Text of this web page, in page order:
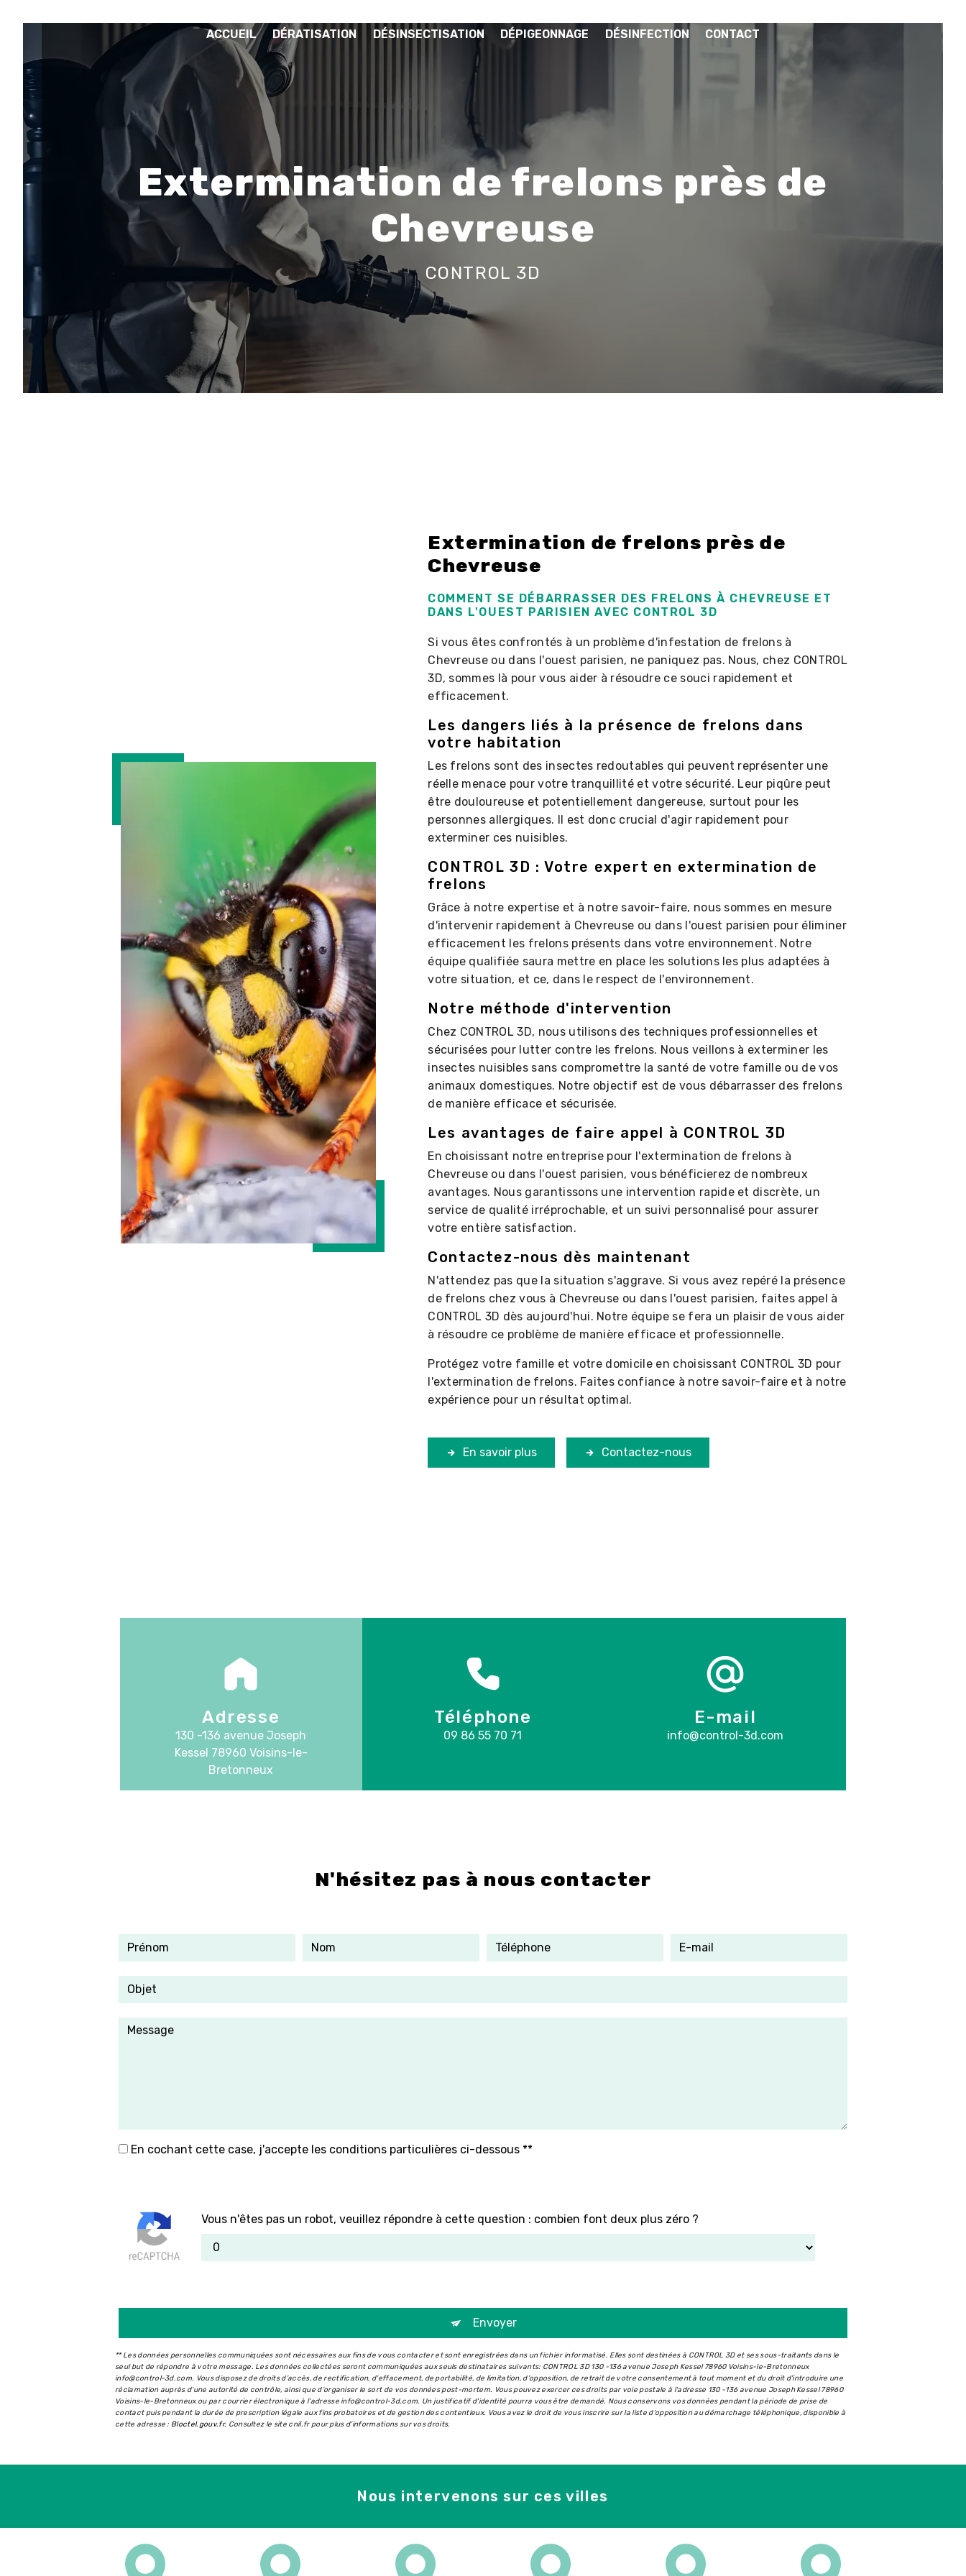
ACCUEIL DÉRATISATION DÉSINSECTISATION DÉPIGEONNAGE DÉSINFECTION CONTACT
Extermination de frelons près de
Chevreuse
CONTROL 3D
Extermination de frelons près de
Chevreuse
COMMENT SE DÉBARRASSER DES FRELONS À CHEVREUSE ET
DANS L'OUEST PARISIEN AVEC CONTROL 3D
Si vous êtes confrontés à un problème d'infestation de frelons à
Chevreuse ou dans l'ouest parisien, ne paniquez pas. Nous, chez CONTROL
3D, sommes là pour vous aider à résoudre ce souci rapidement et
efficacement.
Les dangers liés à la présence de frelons dans
votre habitation
Les frelons sont des insectes redoutables qui peuvent représenter une
réelle menace pour votre tranquillité et votre sécurité. Leur piqûre peut
être douloureuse et potentiellement dangereuse, surtout pour les
personnes allergiques. Il est donc crucial d'agir rapidement pour
exterminer ces nuisibles.
CONTROL 3D : Votre expert en extermination de
frelons
Grâce à notre expertise et à notre savoir-faire, nous sommes en mesure
d'intervenir rapidement à Chevreuse ou dans l'ouest parisien pour éliminer
efficacement les frelons présents dans votre environnement. Notre
équipe qualifiée saura mettre en place les solutions les plus adaptées à
votre situation, et ce, dans le respect de l'environnement.
Notre méthode d'intervention
Chez CONTROL 3D, nous utilisons des techniques professionnelles et
sécurisées pour lutter contre les frelons. Nous veillons à exterminer les
insectes nuisibles sans compromettre la santé de votre famille ou de vos
animaux domestiques. Notre objectif est de vous débarrasser des frelons
de manière efficace et sécurisée.
Les avantages de faire appel à CONTROL 3D
En choisissant notre entreprise pour l'extermination de frelons à
Chevreuse ou dans l'ouest parisien, vous bénéficierez de nombreux
avantages. Nous garantissons une intervention rapide et discrète, un
service de qualité irréprochable, et un suivi personnalisé pour assurer
votre entière satisfaction.
Contactez-nous dès maintenant
N'attendez pas que la situation s'aggrave. Si vous avez repéré la présence
de frelons chez vous à Chevreuse ou dans l'ouest parisien, faites appel à
CONTROL 3D dès aujourd'hui. Notre équipe se fera un plaisir de vous aider
à résoudre ce problème de manière efficace et professionnelle.
Protégez votre famille et votre domicile en choisissant CONTROL 3D pour
l'extermination de frelons. Faites confiance à notre savoir-faire et à notre
expérience pour un résultat optimal.
En savoir plus Contactez-nous
Adresse
130 -136 avenue Joseph
Kessel 78960 Voisins-le-
Bretonneux
Téléphone
09 86 55 70 71
E-mail
info@control-3d.com
N'hésitez pas à nous contacter
En cochant cette case, j'accepte les conditions particulières ci-dessous **
Vous n'êtes pas un robot, veuillez répondre à cette question : combien font deux plus zéro ?
Envoyer
** Les données personnelles communiquées sont nécessaires aux fins de vous contacter et sont enregistrées dans un fichier informatisé. Elles sont destinées à CONTROL 3D et ses sous-traitants dans le
seul but de répondre à votre message. Les données collectées seront communiquées aux seuls destinataires suivants: CONTROL 3D 130 -136 avenue Joseph Kessel 78960 Voisins-le-Bretonneux
info@control-3d.com. Vous disposez de droits d’accès, de rectification, d’effacement, de portabilité, de limitation, d’opposition, de retrait de votre consentement à tout moment et du droit d’introduire une
réclamation auprès d’une autorité de contrôle, ainsi que d’organiser le sort de vos données post-mortem. Vous pouvez exercer ces droits par voie postale à l'adresse 130 -136 avenue Joseph Kessel 78960
Voisins-le-Bretonneux ou par courrier électronique à l'adresse info@control-3d.com. Un justificatif d'identité pourra vous être demandé. Nous conservons vos données pendant la période de prise de
contact puis pendant la durée de prescription légale aux fins probatoires et de gestion des contentieux. Vous avez le droit de vous inscrire sur la liste d'opposition au démarchage téléphonique, disponible à
cette adresse : Bloctel.gouv.fr. Consultez le site cnil.fr pour plus d’informations sur vos droits.
Nous intervenons sur ces villes